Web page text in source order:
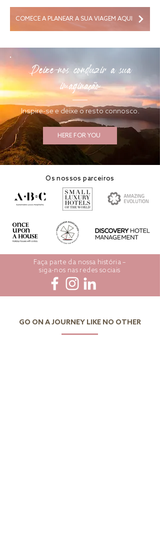
COMECE A PLANEAR A SUA VIAGEM AQUI
Deixe-nos conduzir a sua
imaginação
Inspire-se e deixe o resto connosco.
HERE FOR YOU
Os nossos parceiros
Faça parte da nossa história –
siga-nos nas redes sociais
GO ON A JOURNEY LIKE NO OTHER